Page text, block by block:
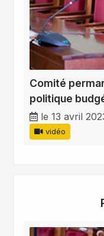
Comité
politique
le 13 avril
vidéo